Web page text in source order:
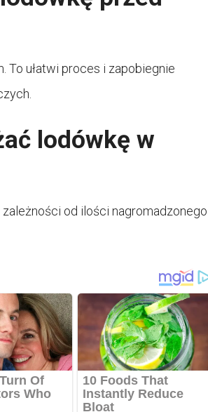
To ułatwi proces i zapobiegnie
lodówkę w
od ilości nagromadzonego